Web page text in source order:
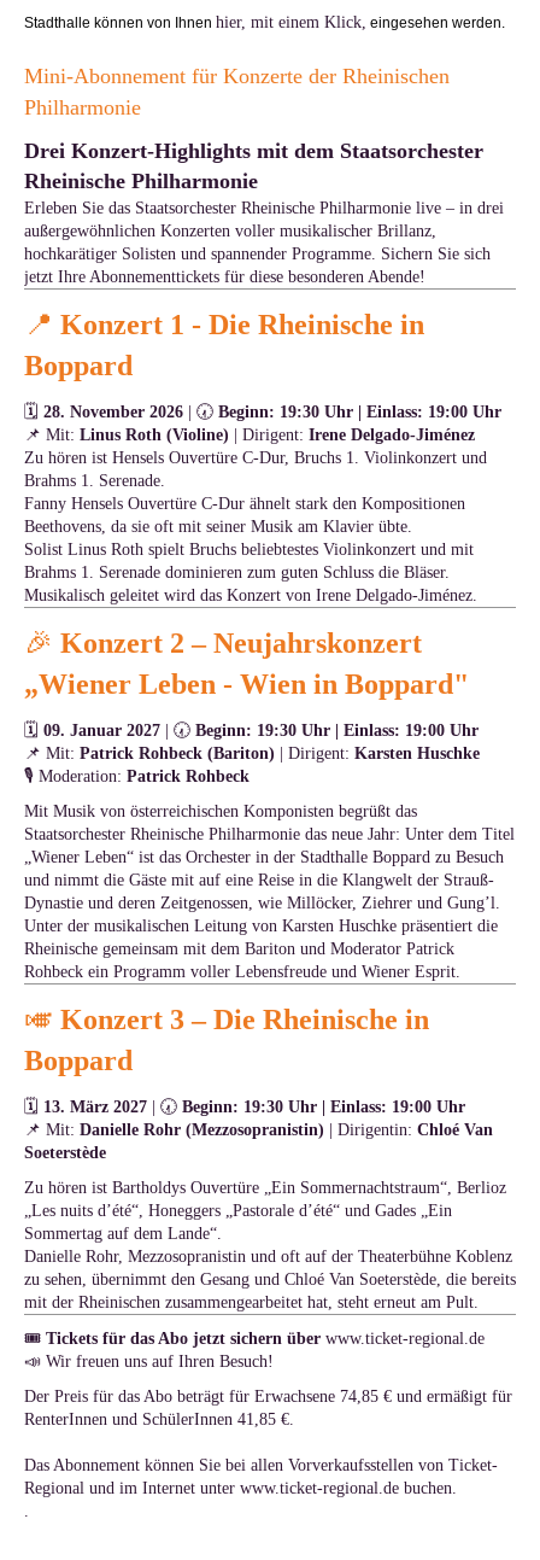
Stadthalle können von Ihnen hier, mit einem Klick, eingesehen werden.
Mini-Abonnement für Konzerte der Rheinischen
Philharmonie
Drei Konzert-Highlights mit dem Staatsorchester
Rheinische Philharmonie
Erleben Sie das Staatsorchester Rheinische Philharmonie live – in drei
außergewöhnlichen Konzerten voller musikalischer Brillanz,
hochkarätiger Solisten und spannender Programme. Sichern Sie sich
jetzt Ihre Abonnementtickets für diese besonderen Abende!
📍 Konzert 1 - Die Rheinische in
Boppard
🗓 28. November 2026 | 🕢 Beginn: 19:30 Uhr | Einlass: 19:00 Uhr
📌 Mit: Linus Roth (Violine) | Dirigent: Irene Delgado-Jiménez
Zu hören ist Hensels Ouvertüre C-Dur, Bruchs 1. Violinkonzert und
Brahms 1. Serenade.
Fanny Hensels Ouvertüre C-Dur ähnelt stark den Kompositionen
Beethovens, da sie oft mit seiner Musik am Klavier übte.
Solist Linus Roth spielt Bruchs beliebtestes Violinkonzert und mit
Brahms 1. Serenade dominieren zum guten Schluss die Bläser.
Musikalisch geleitet wird das Konzert von Irene Delgado-Jiménez.
🎉 Konzert 2 – Neujahrskonzert
„Wiener Leben - Wien in Boppard"
🗓 09. Januar 2027 | 🕢 Beginn: 19:30 Uhr | Einlass: 19:00 Uhr
📌 Mit: Patrick Rohbeck (Bariton) | Dirigent: Karsten Huschke
🎙 Moderation: Patrick Rohbeck
Mit Musik von österreichischen Komponisten begrüßt das
Staatsorchester Rheinische Philharmonie das neue Jahr: Unter dem Titel
„Wiener Leben“ ist das Orchester in der Stadthalle Boppard zu Besuch
und nimmt die Gäste mit auf eine Reise in die Klangwelt der Strauß-
Dynastie und deren Zeitgenossen, wie Millöcker, Ziehrer und Gung’l.
Unter der musikalischen Leitung von Karsten Huschke präsentiert die
Rheinische gemeinsam mit dem Bariton und Moderator Patrick
Rohbeck ein Programm voller Lebensfreude und Wiener Esprit.
🎺 Konzert 3 – Die Rheinische in
Boppard
🗓 13. März 2027 | 🕢 Beginn: 19:30 Uhr | Einlass: 19:00 Uhr
📌 Mit: Danielle Rohr (Mezzosopranistin) | Dirigentin: Chloé Van
Soeterstède
Zu hören ist Bartholdys Ouvertüre „Ein Sommernachtstraum“, Berlioz
„Les nuits d’été“, Honeggers „Pastorale d’été“ und Gades „Ein
Sommertag auf dem Lande“.
Danielle Rohr, Mezzosopranistin und oft auf der Theaterbühne Koblenz
zu sehen, übernimmt den Gesang und Chloé Van Soeterstède, die bereits
mit der Rheinischen zusammengearbeitet hat, steht erneut am Pult.
🎟 Tickets für das Abo jetzt sichern über www.ticket-regional.de
📣 Wir freuen uns auf Ihren Besuch!
Der Preis für das Abo beträgt für Erwachsene 74,85 € und ermäßigt für
RenterInnen und SchülerInnen 41,85 €.
Das Abonnement können Sie bei allen Vorverkaufsstellen von Ticket-
Regional und im Internet unter www.ticket-regional.de buchen.